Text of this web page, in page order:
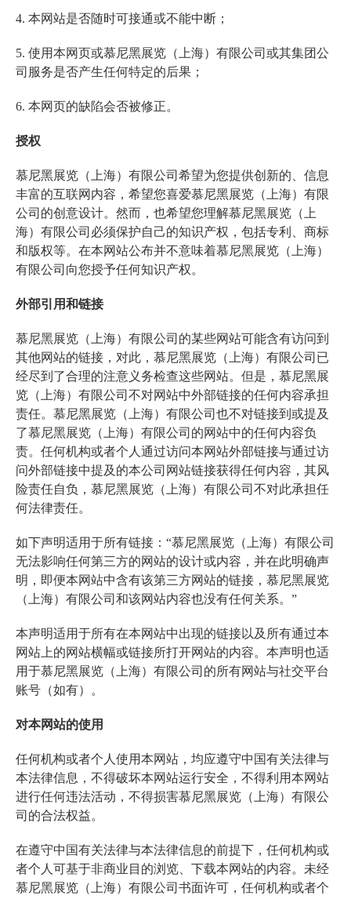
4. 本网站是否随时可接通或不能中断；
5. 使用本网页或慕尼黑展览（上海）有限公司或其集团公
司服务是否产生任何特定的后果；
6. 本网页的缺陷会否被修正。
授权
慕尼黑展览（上海）有限公司希望为您提供创新的、信息
丰富的互联网内容，希望您喜爱慕尼黑展览（上海）有限
公司的创意设计。然而，也希望您理解慕尼黑展览（上
海）有限公司必须保护自己的知识产权，包括专利、商标
和版权等。在本网站公布并不意味着慕尼黑展览（上海）
有限公司向您授予任何知识产权。
外部引用和链接
慕尼黑展览（上海）有限公司的某些网站可能含有访问到
其他网站的链接，对此，慕尼黑展览（上海）有限公司已
经尽到了合理的注意义务检查这些网站。但是，慕尼黑展
览（上海）有限公司不对网站中外部链接的任何内容承担
责任。慕尼黑展览（上海）有限公司也不对链接到或提及
了慕尼黑展览（上海）有限公司的网站中的任何内容负
责。任何机构或者个人通过访问本网站外部链接与通过访
问外部链接中提及的本公司网站链接获得任何内容，其风
险责任自负，慕尼黑展览（上海）有限公司不对此承担任
何法律责任。
如下声明适用于所有链接：“慕尼黑展览（上海）有限公司
无法影响任何第三方的网站的设计或内容，并在此明确声
明，即便本网站中含有该第三方网站的链接，慕尼黑展览
（上海）有限公司和该网站内容也没有任何关系。”
本声明适用于所有在本网站中出现的链接以及所有通过本
网站上的网站横幅或链接所打开网站的内容。本声明也适
用于慕尼黑展览（上海）有限公司的所有网站与社交平台
账号（如有）。
对本网站的使用
任何机构或者个人使用本网站，均应遵守中国有关法律与
本法律信息，不得破坏本网站运行安全，不得利用本网站
进行任何违法活动，不得损害慕尼黑展览（上海）有限公
司的合法权益。
在遵守中国有关法律与本法律信息的前提下，任何机构或
者个人可基于非商业目的浏览、下载本网站的内容。未经
慕尼黑展览（上海）有限公司书面许可，任何机构或者个